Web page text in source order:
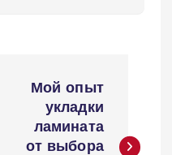
Мой опыт
укладки
ламината
от выбора